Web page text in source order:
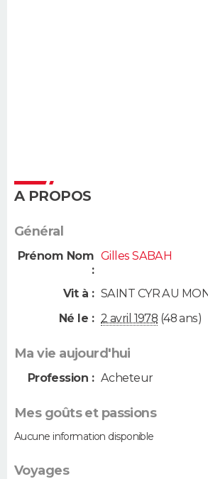
A PROPOS
Général
Prénom Nom
:
Gilles SABAH
Vit à : SAINT CYR AU
Né le : 2 avril 1978 (48 ans)
Ma vie aujourd'hui
Profession : Acheteur
Mes goûts et passions
Aucune information disponible
Voyages